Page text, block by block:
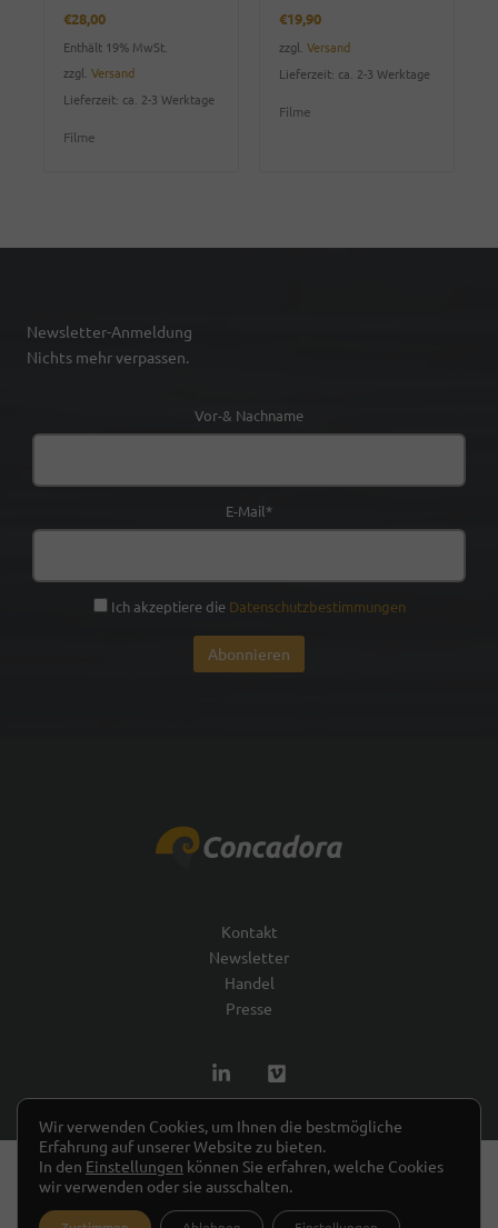
€28,00
Enthält 19% MwSt.
zzgl.Versand
Lieferzeit: ca. 2-3 Werktage
Filme
€19,90
zzgl. Versand
Lieferzeit: ca. 2-3 Werktage
Filme
Newsletter-Anmeldung
Nichts mehr verpassen.
Vor-& Nachname
E-Mail*
Ich akzeptiere die Datenschutzbestimmungen
Kontakt
Newsletter
Handel
Presse
Copyright © 2026 Concadora Impressum
Wir verwenden Cookies, um Ihnen die bestmögliche
Erfahrung auf unserer Website zu bieten.
In den Einstellungen können Sie erfahren, welche Cookies
wir verwenden oder sie ausschalten.